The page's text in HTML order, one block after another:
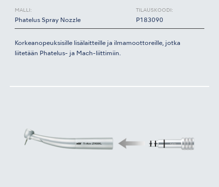
MALLI:
Phatelus Spray Nozzle
TILAUSKOODI:
P183090
Korkeanopeuksisille lisälaitteille ja ilmamoottoreille, jotka
liitetään Phatelus- ja Mach-liittimiin.